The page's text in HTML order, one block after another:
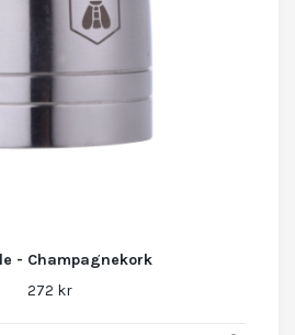
- Champagnekork
272 kr